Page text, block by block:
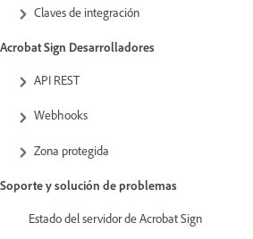
Claves de integración
Acrobat Sign Desarrolladores
API REST
Webhooks
Zona protegida
Soporte y solución de problemas
Estado del servidor de Acrobat Sign